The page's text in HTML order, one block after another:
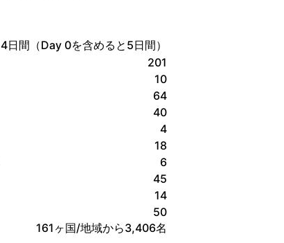
4日間（Day 0を含めると5日間）
201
10
64
40
4
18
6
45
14
50
161ヶ国/地域から3,406名